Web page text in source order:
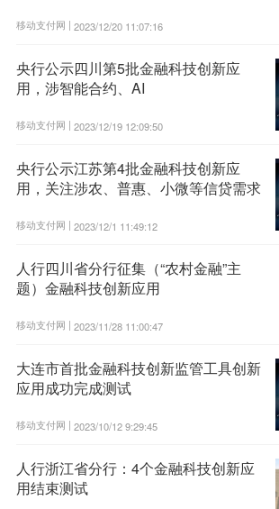
移动支付网 | 2023/12/20 11:07:16
央行公示四川第5批金融科技创新应
用，涉智能合约、AI
移动支付网 | 2023/12/19 12:09:50
央行公示江苏第4批金融科技创新应
用，关注涉农、普惠、小微等信贷需求
移动支付网 | 2023/12/1 11:49:12
人行四川省分行征集（“农村金融”主
题）金融科技创新应用
移动支付网 | 2023/11/28 11:00:47
大连市首批金融科技创新监管工具创新
应用成功完成测试
移动支付网 | 2023/10/12 9:29:45
人行浙江省分行：4个金融科技创新应
用结束测试